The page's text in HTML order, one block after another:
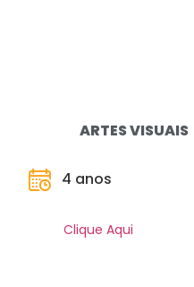
ARTES VISUAIS
4 anos
Clique Aqui